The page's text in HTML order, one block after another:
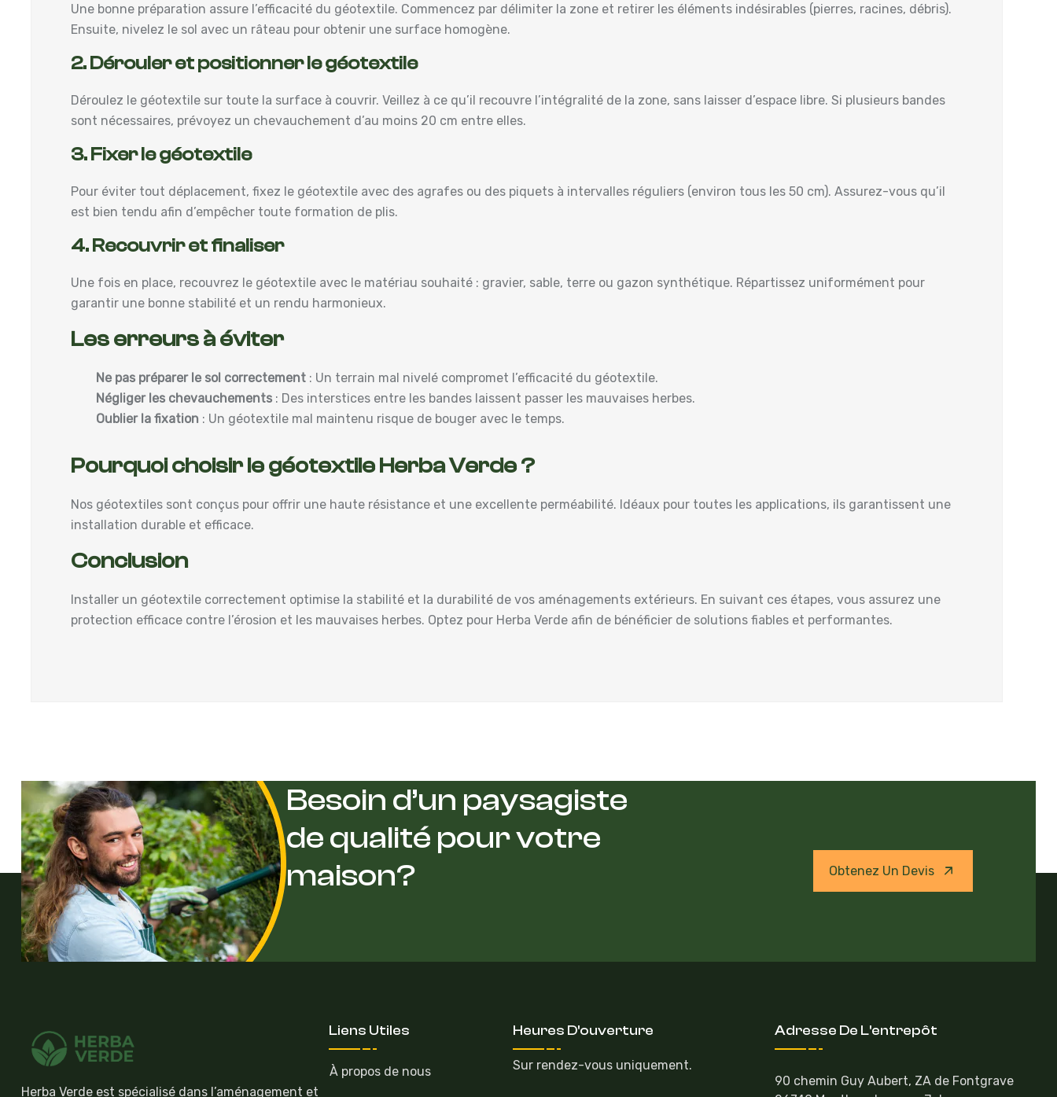
Une bonne préparation assure l’efficacité du géotextile. Commencez par délimiter la zone et retirer les éléments indésirables (pierres, racines, débris).
Ensuite, nivelez le sol avec un râteau pour obtenir une surface homogène.
2. Dérouler et positionner le géotextile
Déroulez le géotextile sur toute la surface à couvrir. Veillez à ce qu’il recouvre l’intégralité de la zone, sans laisser d’espace libre. Si plusieurs bandes
sont nécessaires, prévoyez un chevauchement d’au moins 20 cm entre elles.
3. Fixer le géotextile
Pour éviter tout déplacement, fixez le géotextile avec des agrafes ou des piquets à intervalles réguliers (environ tous les 50 cm). Assurez-vous qu’il
est bien tendu afin d’empêcher toute formation de plis.
4. Recouvrir et finaliser
Une fois en place, recouvrez le géotextile avec le matériau souhaité : gravier, sable, terre ou gazon synthétique. Répartissez uniformément pour
garantir une bonne stabilité et un rendu harmonieux.
Les erreurs à éviter
Ne pas préparer le sol correctement : Un terrain mal nivelé compromet l’efficacité du géotextile.
Négliger les chevauchements : Des interstices entre les bandes laissent passer les mauvaises herbes.
Oublier la fixation : Un géotextile mal maintenu risque de bouger avec le temps.
Pourquoi choisir le géotextile Herba Verde ?
Nos géotextiles sont conçus pour offrir une haute résistance et une excellente perméabilité. Idéaux pour toutes les applications, ils garantissent une
installation durable et efficace.
Conclusion
Installer un géotextile correctement optimise la stabilité et la durabilité de vos aménagements extérieurs. En suivant ces étapes, vous assurez une
protection efficace contre l’érosion et les mauvaises herbes. Optez pour Herba Verde afin de bénéficier de solutions fiables et performantes.
Besoin d’un paysagiste
de qualité pour votre
maison?
Obtenez Un Devis
Herba Verde est spécialisé dans l’aménagement et
Liens Utiles
À propos de nous
Heures D'ouverture
Sur rendez-vous uniquement.
Adresse De L'entrepôt
90 chemin Guy Aubert, ZA de Fontgrave